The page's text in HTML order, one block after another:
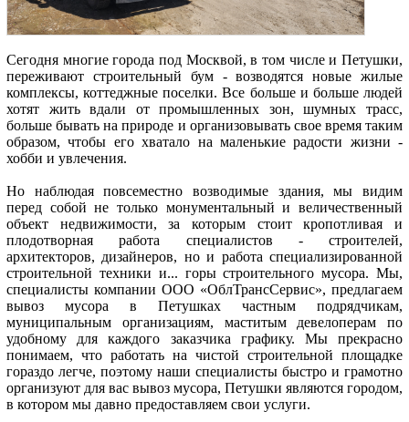
Сегодня многие города под Москвой, в том числе и Петушки,
переживают строительный бум - возводятся новые жилые
комплексы, коттеджные поселки. Все больше и больше людей
хотят жить вдали от промышленных зон, шумных трасс,
больше бывать на природе и организовывать свое время таким
образом, чтобы его хватало на маленькие радости жизни -
хобби и увлечения.
Но наблюдая повсеместно возводимые здания, мы видим
перед собой не только монументальный и величественный
объект недвижимости, за которым стоит кропотливая и
плодотворная работа специалистов - строителей,
архитекторов, дизайнеров, но и работа специализированной
строительной техники и... горы строительного мусора. Мы,
специалисты компании ООО «ОблТрансСервис», предлагаем
вывоз мусора в Петушках частным подрядчикам,
муниципальным организациям, маститым девелоперам по
удобному для каждого заказчика графику. Мы прекрасно
понимаем, что работать на чистой строительной площадке
гораздо легче, поэтому наши специалисты быстро и грамотно
организуют для вас вывоз мусора, Петушки являются городом,
в котором мы давно предоставляем свои услуги.